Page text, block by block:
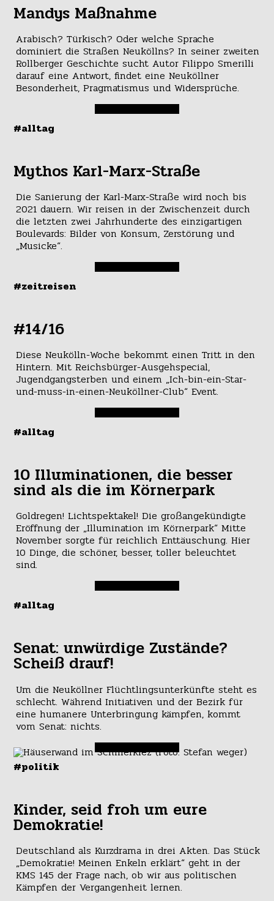
Mandys Maßnahme
Arabisch? Türkisch? Oder welche Sprache
dominiert die Straßen Neuköllns? In seiner zweiten
Rollberger Geschichte sucht Autor Filippo Smerilli
darauf eine Antwort, findet eine Neuköllner
Besonderheit, Pragmatismus und Widersprüche.
#alltag
Mythos Karl-Marx-Straße
Die Sanierung der Karl-Marx-Straße wird noch bis
2021 dauern. Wir reisen in der Zwischenzeit durch
die letzten zwei Jahrhunderte des einzigartigen
Boulevards: Bilder von Konsum, Zerstörung und
„Musicke“.
#zeitreisen
#14/16
Diese Neukölln-Woche bekommt einen Tritt in den
Hintern. Mit Reichsbürger-Ausgehspecial,
Jugendgangsterben und einem „Ich-bin-ein-Star-
und-muss-in-einen-Neuköllner-Club“ Event.
#alltag
10 Illuminationen, die besser
sind als die im Körnerpark
Goldregen! Lichtspektakel! Die großangekündigte
Eröffnung der „Illumination im Körnerpark“ Mitte
November sorgte für reichlich Enttäuschung. Hier
10 Dinge, die schöner, besser, toller beleuchtet
sind.
#alltag
Senat: unwürdige Zustände?
Scheiß drauf!
Um die Neuköllner Flüchtlingsunterkünfte steht es
schlecht. Während Initiativen und der Bezirk für
eine humanere Unterbringung kämpfen, kommt
vom Senat: nichts.
#politik
Kinder, seid froh um eure
Demokratie!
Deutschland als Kurzdrama in drei Akten. Das Stück
„Demokratie! Meinen Enkeln erklärt“ geht in der
KMS 145 der Frage nach, ob wir aus politischen
Kämpfen der Vergangenheit lernen.